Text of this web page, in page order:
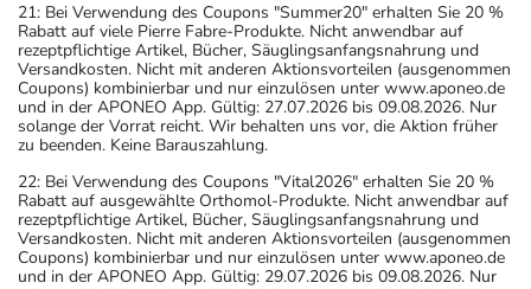
21: Bei Verwendung des Coupons "Summer20" erhalten Sie 20 %
Rabatt auf viele Pierre Fabre-Produkte. Nicht anwendbar auf
rezeptpflichtige Artikel, Bücher, Säuglingsanfangsnahrung und
Versandkosten. Nicht mit anderen Aktionsvorteilen (ausgenommen
Coupons) kombinierbar und nur einzulösen unter www.aponeo.de
und in der APONEO App. Gültig: 27.07.2026 bis 09.08.2026. Nur
solange der Vorrat reicht. Wir behalten uns vor, die Aktion früher
zu beenden. Keine Barauszahlung.
22: Bei Verwendung des Coupons "Vital2026" erhalten Sie 20 %
Rabatt auf ausgewählte Orthomol-Produkte. Nicht anwendbar auf
rezeptpflichtige Artikel, Bücher, Säuglingsanfangsnahrung und
Versandkosten. Nicht mit anderen Aktionsvorteilen (ausgenommen
Coupons) kombinierbar und nur einzulösen unter www.aponeo.de
und in der APONEO App. Gültig: 29.07.2026 bis 09.08.2026. Nur